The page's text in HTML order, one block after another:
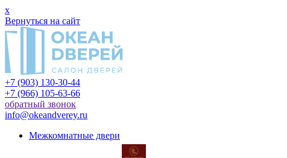
x
Вернуться на сайт
+7 (903) 130-30-44
+7 (966) 105-63-66
обратный звонок
info@okeandverey.ru
Межкомнатные двери